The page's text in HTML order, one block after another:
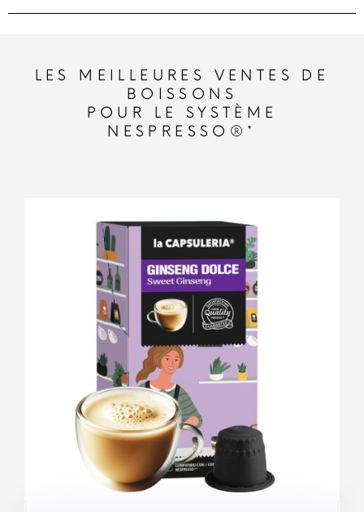
LES MEILLEURES VENTES DE
BOISSONS
POUR LE SYSTÈME
NESPRESSO®*